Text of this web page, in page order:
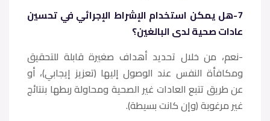
7-هل يمكن استخدام الإشراط الإجرائي في تحسين
عادات صحية لدى البالغين؟
-نعم، من خلال تحديد أهداف صغيرة قابلة للتحقيق
ومكافأة النفس عند الوصول إليها (تعزيز إيجابي)، أو
عن طريق تتبع العادات غير الصحية ومحاولة ربطها بنتائج
غير مرغوبة (وإن كانت بسيطة).